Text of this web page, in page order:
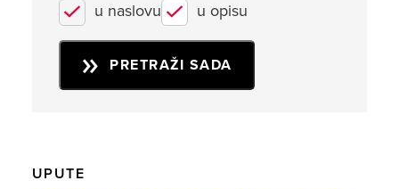
u naslovu u opisu
PRETRAŽI SADA
UPUTE